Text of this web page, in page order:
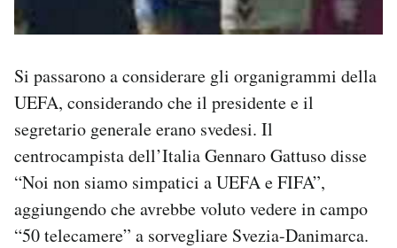
Si passarono a considerare gli organigrammi della
UEFA, considerando che il presidente e il
segretario generale erano svedesi. Il
centrocampista dell’Italia Gennaro Gattuso disse
“Noi non siamo simpatici a UEFA e FIFA”,
aggiungendo che avrebbe voluto vedere in campo
“50 telecamere” a sorvegliare Svezia-Danimarca.